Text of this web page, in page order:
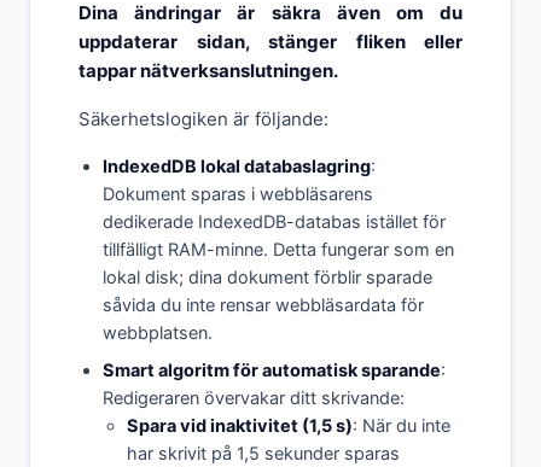
Dina ändringar är säkra även om du
uppdaterar sidan, stänger fliken eller
tappar nätverksanslutningen.
Säkerhetslogiken är följande:
IndexedDB lokal databaslagring:
Dokument sparas i webbläsarens
dedikerade IndexedDB-databas istället för
tillfälligt RAM-minne. Detta fungerar som en
lokal disk; dina dokument förblir sparade
såvida du inte rensar webbläsardata för
webbplatsen.
Smart algoritm för automatisk sparande:
Redigeraren övervakar ditt skrivande:
Spara vid inaktivitet (1,5 s): När du inte
har skrivit på 1,5 sekunder sparas